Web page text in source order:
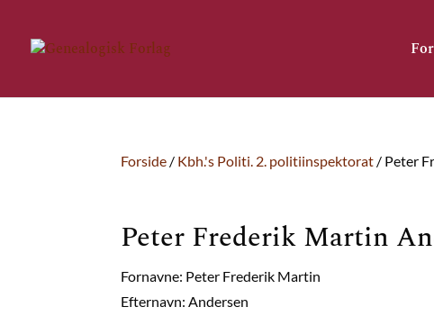
Forside / Kbh.'s Politi. 2. politiinspektorat / Peter
Peter Frederik Martin
Fornavne: Peter Frederik Martin
Efternavn: Andersen